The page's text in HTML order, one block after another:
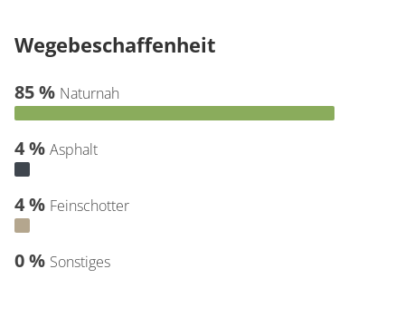
Wegebeschaffenheit
85 % Naturnah
4 % Asphalt
4 % Feinschotter
0 % Sonstiges